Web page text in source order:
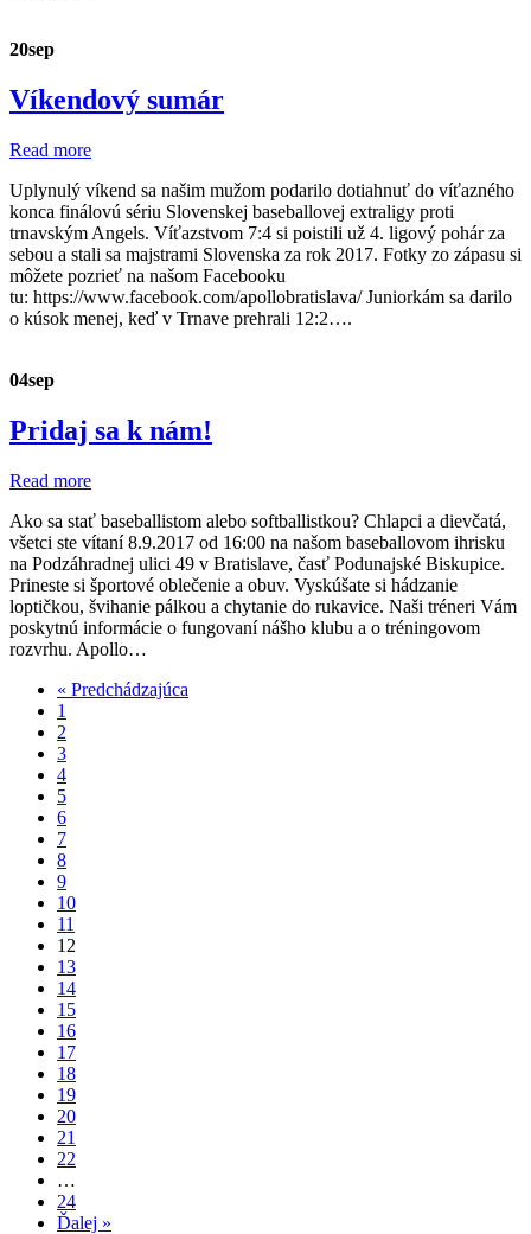
20sep
Víkendový sumár
Read more
Uplynulý víkend sa našim mužom podarilo dotiahnuť do víťazného
konca finálovú sériu Slovenskej baseballovej extraligy proti
trnavským Angels. Víťazstvom 7:4 si poistili už 4. ligový pohár za
sebou a stali sa majstrami Slovenska za rok 2017. Fotky zo zápasu si
môžete pozrieť na našom Facebooku
tu: https://www.facebook.com/apollobratislava/ Juniorkám sa darilo
o kúsok menej, keď v Trnave prehrali 12:2….
04sep
Pridaj sa k nám!
Read more
Ako sa stať baseballistom alebo softballistkou? Chlapci a dievčatá,
všetci ste vítaní 8.9.2017 od 16:00 na našom baseballovom ihrisku
na Podzáhradnej ulici 49 v Bratislave, časť Podunajské Biskupice.
Prineste si športové oblečenie a obuv. Vyskúšate si hádzanie
loptičkou, švihanie pálkou a chytanie do rukavice. Naši tréneri Vám
poskytnú informácie o fungovaní nášho klubu a o tréningovom
rozvrhu. Apollo…
« Predchádzajúca
1
2
3
4
5
6
7
8
9
10
11
12
13
14
15
16
17
18
19
20
21
22
…
24
Ďalej »